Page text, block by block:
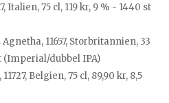
Italien, 75 cl, 119 kr, 9 % - 1440 st
11657, Storbritannien, 33
(Imperial/dubbel IPA)
Belgien, 75 cl, 89,90 kr, 8,5